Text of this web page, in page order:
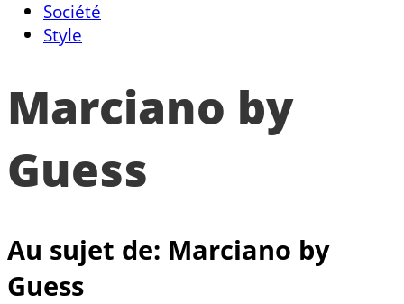
Société
Style
Marciano by
Guess
Au sujet de: Marciano by
Guess